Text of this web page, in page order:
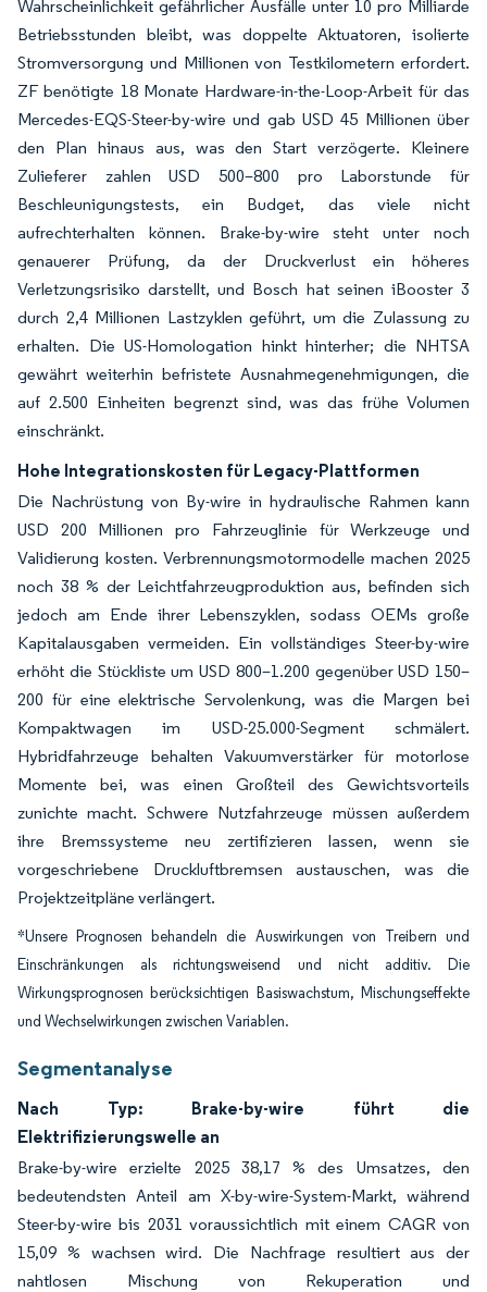
Wahrscheinlichkeit gefährlicher Ausfälle unter 10 pro Milliarde
Betriebsstunden bleibt, was doppelte Aktuatoren, isolierte
Stromversorgung und Millionen von Testkilometern erfordert.
ZF benötigte 18 Monate Hardware-in-the-Loop-Arbeit für das
Mercedes-EQS-Steer-by-wire und gab USD 45 Millionen über
den Plan hinaus aus, was den Start verzögerte. Kleinere
Zulieferer zahlen USD 500–800 pro Laborstunde für
Beschleunigungstests, ein Budget, das viele nicht
aufrechterhalten können. Brake-by-wire steht unter noch
genauerer Prüfung, da der Druckverlust ein höheres
Verletzungsrisiko darstellt, und Bosch hat seinen iBooster 3
durch 2,4 Millionen Lastzyklen geführt, um die Zulassung zu
erhalten. Die US-Homologation hinkt hinterher; die NHTSA
gewährt weiterhin befristete Ausnahmegenehmigungen, die
auf 2.500 Einheiten begrenzt sind, was das frühe Volumen
einschränkt.
Hohe Integrationskosten für Legacy-Plattformen
Die Nachrüstung von By-wire in hydraulische Rahmen kann
USD 200 Millionen pro Fahrzeuglinie für Werkzeuge und
Validierung kosten. Verbrennungsmotormodelle machen 2025
noch 38 % der Leichtfahrzeugproduktion aus, befinden sich
jedoch am Ende ihrer Lebenszyklen, sodass OEMs große
Kapitalausgaben vermeiden. Ein vollständiges Steer-by-wire
erhöht die Stückliste um USD 800–1.200 gegenüber USD 150–
200 für eine elektrische Servolenkung, was die Margen bei
Kompaktwagen im USD-25.000-Segment schmälert.
Hybridfahrzeuge behalten Vakuumverstärker für motorlose
Momente bei, was einen Großteil des Gewichtsvorteils
zunichte macht. Schwere Nutzfahrzeuge müssen außerdem
ihre Bremssysteme neu zertifizieren lassen, wenn sie
vorgeschriebene Druckluftbremsen austauschen, was die
Projektzeitpläne verlängert.
*Unsere Prognosen behandeln die Auswirkungen von Treibern und
Einschränkungen als richtungsweisend und nicht additiv. Die
Wirkungsprognosen berücksichtigen Basiswachstum, Mischungseffekte
und Wechselwirkungen zwischen Variablen.
Segmentanalyse
Nach Typ: Brake-by-wire führt die
Elektrifizierungswelle an
Brake-by-wire erzielte 2025 38,17 % des Umsatzes, den
bedeutendsten Anteil am X-by-wire-System-Markt, während
Steer-by-wire bis 2031 voraussichtlich mit einem CAGR von
15,09 % wachsen wird. Die Nachfrage resultiert aus der
nahtlosen Mischung von Rekuperation und